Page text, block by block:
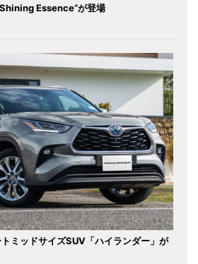
Essence”が登場
ミッドサイズSUV「ハイランダー」が